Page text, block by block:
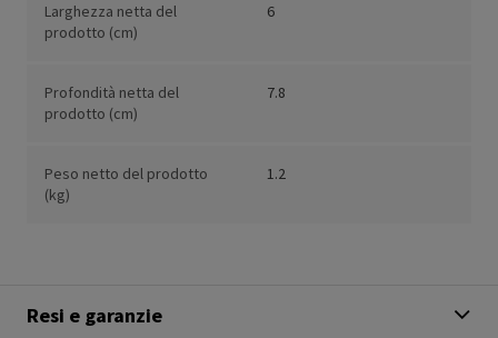
Larghezza netta del
prodotto (cm)
6
Profondità netta del
prodotto (cm)
7.8
Peso netto del prodotto
(kg)
1.2
Resi e garanzie